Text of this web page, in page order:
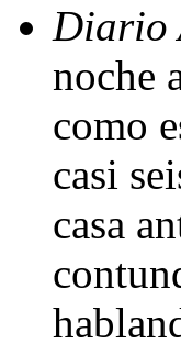
Diario
noche
como
casi
casa